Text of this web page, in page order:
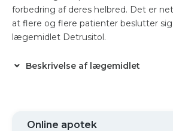
forbedring af deres helbred. Det er
at flere og flere patienter beslutter
lægemidlet Detrusitol.
Beskrivelse af lægemidlet
Online apotek